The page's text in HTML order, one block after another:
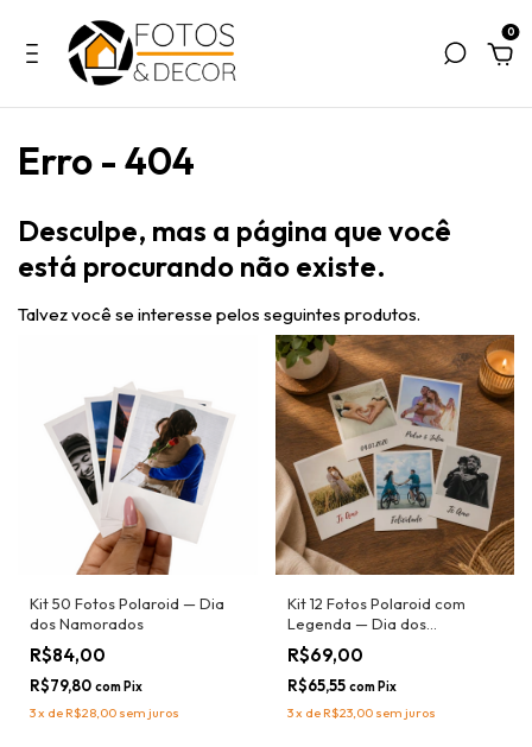
0
Erro - 404
Desculpe, mas a página que você
está procurando não existe.
Talvez você se interesse pelos seguintes produtos.
Kit 50 Fotos Polaroid — Dia
dos Namorados
R$84,00
R$79,80 comPix
3x de R$28,00 sem juros
Kit 12 Fotos Polaroid com
Legenda — Dia dos
Namorados
R$69,00
R$65,55 comPix
3x de R$23,00 sem juros